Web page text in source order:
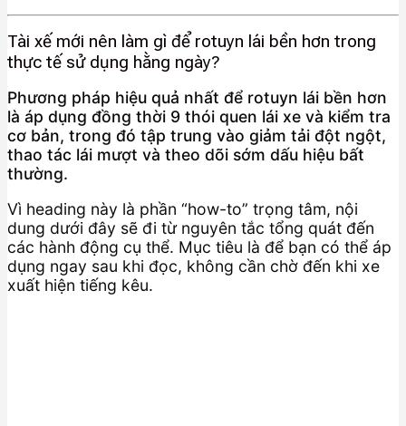
Tài xế mới nên làm gì để rotuyn lái bền hơn trong
thực tế sử dụng hằng ngày?
Phương pháp hiệu quả nhất để rotuyn lái bền hơn
là áp dụng đồng thời 9 thói quen lái xe và kiểm tra
cơ bản, trong đó tập trung vào giảm tải đột ngột,
thao tác lái mượt và theo dõi sớm dấu hiệu bất
thường.
Vì heading này là phần “how-to” trọng tâm, nội
dung dưới đây sẽ đi từ nguyên tắc tổng quát đến
các hành động cụ thể. Mục tiêu là để bạn có thể áp
dụng ngay sau khi đọc, không cần chờ đến khi xe
xuất hiện tiếng kêu.